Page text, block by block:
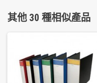
其他 30 種相似產品